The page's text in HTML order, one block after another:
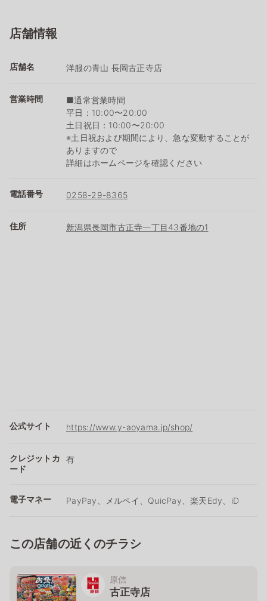
店舗情報
店舗名 洋服の青山 長岡古正寺店
営業時間
■通常営業時間
平日：10:00〜20:00
土日祝日：10:00〜20:00
※土日祝および期間により、急な変動することが
ありますので
詳細はホームページを確認ください
電話番号 0258-29-8365
住所 新潟県長岡市古正寺一丁目43番地の1
公式サイト https://www.y-aoyama.jp/shop/
クレジットカ
ード
有
電子マネー PayPay、メルペイ、QuicPay、楽天Edy、iD
この店舗の近くのチラシ
原信
古正寺店